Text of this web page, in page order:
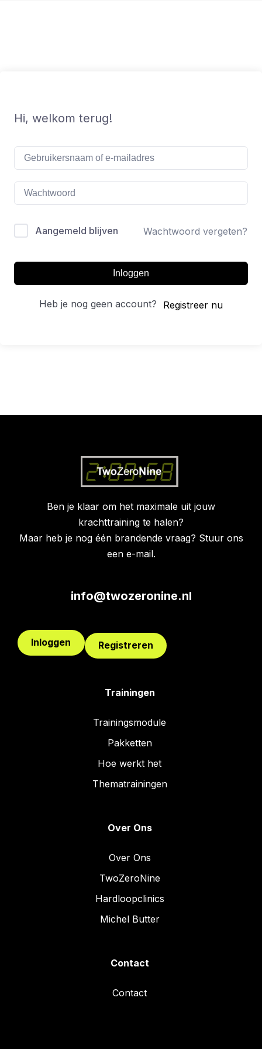
Hi, welkom terug!
Aangemeld blijven Wachtwoord vergeten?
Inloggen
Heb je nog geen account? Registreer nu
Ben je klaar om het maximale uit jouw
krachttraining te halen?
Maar heb je nog één brandende vraag? Stuur ons
een e-mail.
info@twozeronine.nl
Inloggen Registreren
Trainingen
Trainingsmodule
Pakketten
Hoe werkt het
Thematrainingen
Over Ons
Over Ons
TwoZeroNine
Hardloopclinics
Michel Butter
Contact
Contact